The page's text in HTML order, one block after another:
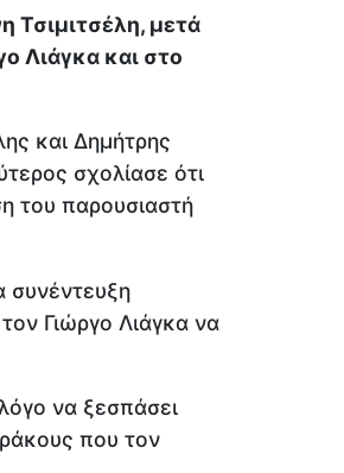
Τσιμιτσέλη, μετά
Λιάγκα και στο
και Δημήτρης
σχολίασε ότι
του παρουσιαστή
συνέντευξη
Γιώργο Λιάγκα να
να ξεσπάσει
που τον